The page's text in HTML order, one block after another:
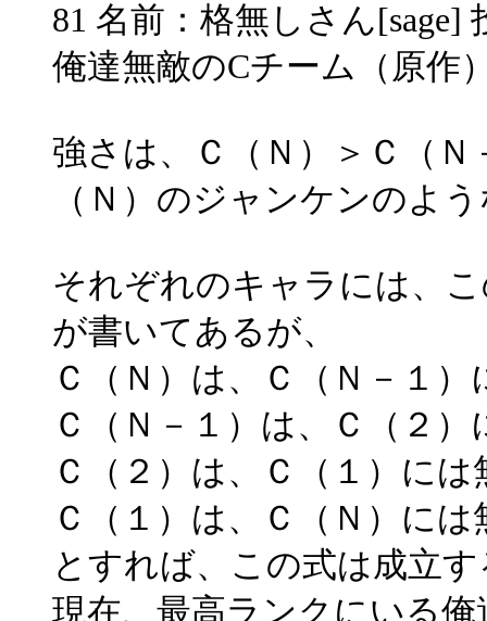
81 名前：格無しさん[sage]
俺達無敵のCチーム（原
強さは、Ｃ（Ｎ）＞Ｃ（
（Ｎ）のジャンケンのよ
それぞれのキャラには、
が書いてあるが、
Ｃ（Ｎ）は、Ｃ（Ｎ－１
Ｃ（Ｎ－１）は、Ｃ（２
Ｃ（２）は、Ｃ（１）に
Ｃ（１）は、Ｃ（Ｎ）に
とすれば、この式は成立
現在、最高ランクにいる